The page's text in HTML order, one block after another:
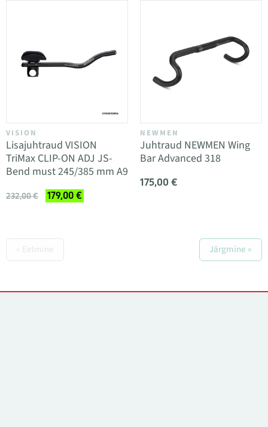
VISION
Lisajuhtraud VISION
TriMax CLIP-ON ADJ JS-
Bend must 245/385 mm A9
232,00 € 179,00 €
NEWMEN
Juhtraud NEWMEN Wing
Bar Advanced 318
175,00 €
« Eelmine Järgmine »